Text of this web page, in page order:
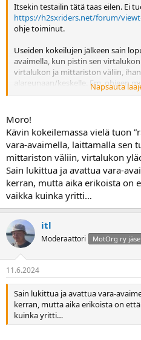
Itsekin testailin tätä taas eilen. Ei
https://h2sxriders.net/forum/
ohje toiminut.
Useiden kokeilujen jälkeen sain
avaimella, kun pistin sen
virtalukon ja mittariston väliin,
alareunaan/keskelle. Em. ohjeen
3s ei vaikuttanut mitään. Avain
virtalukossa ja se on
haasteellista ja en saanut sitä edes
haluaisi harjoitella tätä reissun
siitä on patteri (CR2032) loppunut.
Mutta en saanut edelleenkään
avaimella. Kun se on lukittuna niin
vaikka päällään seisoisi. Onko
aukeamaan vara-avaimella. Pitää
Napsauta
Moro!
Kävin kokeilemassa vielä tuon
vara-avaimella, laittamalla sen
mittariston väliin, virtalukon
Sain lukittua ja avattua vara-
kerran, mutta aika erikoista on
vaikka kuinka yritti…
itl
Moderaattori MotOrg ry
11.6.2024
Sain lukittua ja avattua vara-
kerran, mutta aika erikoista on
kuinka yritti…